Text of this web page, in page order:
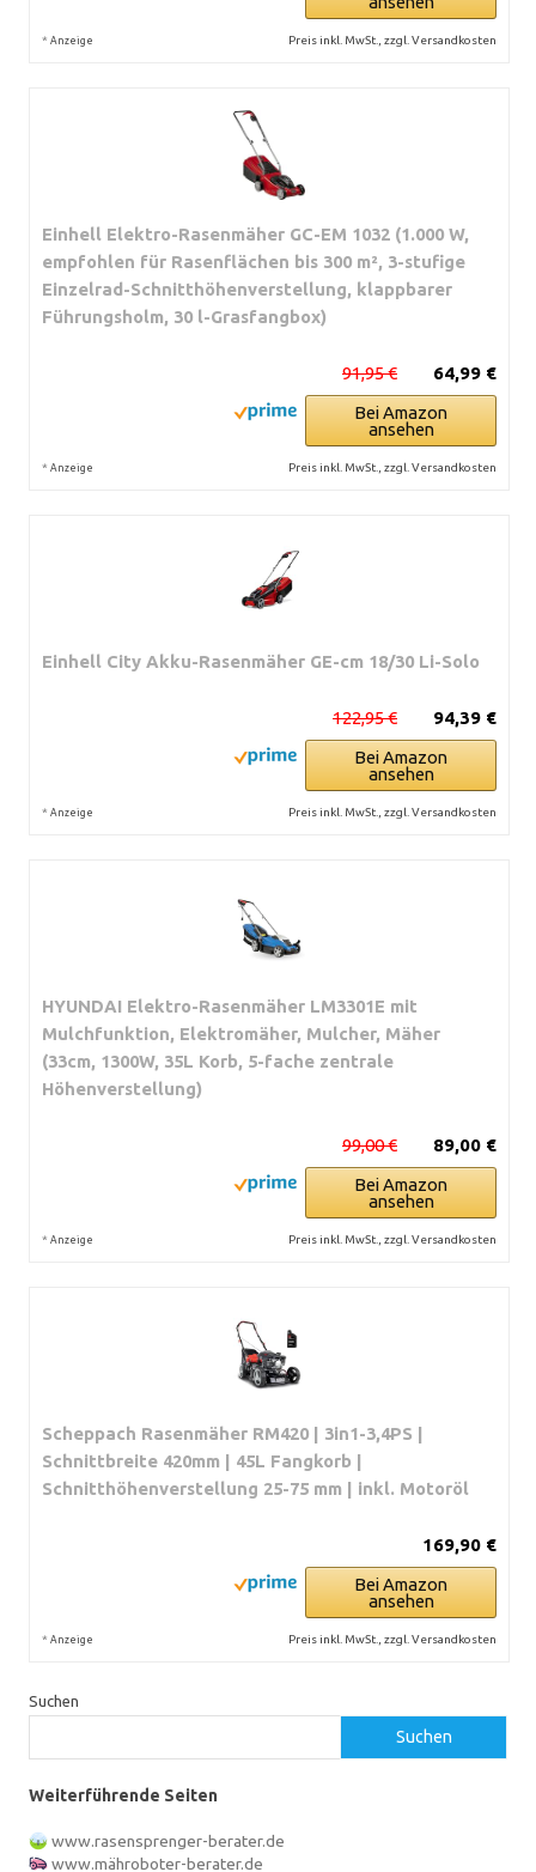
* Anzeige Preis inkl. MwSt., zzgl. Versandkosten
Einhell Elektro-Rasenmäher GC-EM 1032 (1.000 W,
empfohlen für Rasenflächen bis 300 m², 3-stufige
Einzelrad-Schnitthöhenverstellung, klappbarer
Führungsholm, 30 l-Grasfangbox)
64,99 €
91,95 €
Bei Amazon
ansehen
* Anzeige Preis inkl. MwSt., zzgl. Versandkosten
Einhell City Akku-Rasenmäher GE-cm 18/30 Li-Solo
94,39 €
122,95 €
Bei Amazon
ansehen
* Anzeige Preis inkl. MwSt., zzgl. Versandkosten
HYUNDAI Elektro-Rasenmäher LM3301E mit
Mulchfunktion, Elektromäher, Mulcher, Mäher
(33cm, 1300W, 35L Korb, 5-fache zentrale
Höhenverstellung)
89,00 €
99,00 €
Bei Amazon
ansehen
* Anzeige Preis inkl. MwSt., zzgl. Versandkosten
Scheppach Rasenmäher RM420 | 3in1-3,4PS |
Schnittbreite 420mm | 45L Fangkorb |
Schnitthöhenverstellung 25-75 mm | inkl. Motoröl
169,90 €
Bei Amazon
ansehen
* Anzeige Preis inkl. MwSt., zzgl. Versandkosten
Suchen
Suchen
Weiterführende Seiten
www.rasensprenger-berater.de
www.mähroboter-berater.de